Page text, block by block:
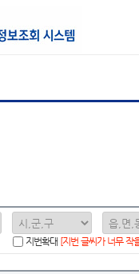
지번확대 [지번 글씨가 너무 작